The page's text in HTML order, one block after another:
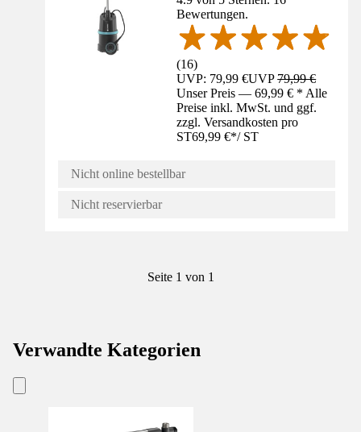
Bewertungen.
(16)
UVP: 79,99 €UVP79,99 €
Unser Preis — 69,99 € * Alle
Preise inkl. MwSt. und ggf.
zzgl. Versandkosten pro
ST69,99 €*/ ST
Nicht online bestellbar
Nicht reservierbar
Seite 1 von 1
Verwandte Kategorien